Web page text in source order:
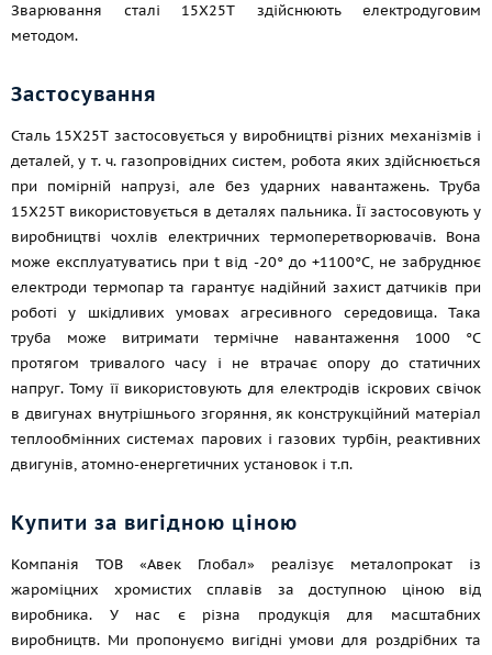
Зварювання сталі 15Х25Т здійснюють електродуговим
методом.
Застосування
Сталь 15Х25Т застосовується у виробництві різних механізмів і
деталей,у т. ч.газопровідних систем, робота яких здійснюється
при помірній напрузі, але без ударних навантажень. Труба
15Х25Т використовується в деталях пальника. Її застосовують у
виробництві чохлів електричних термоперетворювачів. Вона
може експлуатуватись при t від -20° до +1100°С, не забруднює
електроди термопар та гарантує надійний захист датчиків при
роботі у шкідливих умовах агресивного середовища. Така
труба може витримати термічне навантаження 1000 °C
протягом тривалого часу і не втрачає опору до статичних
напруг. Тому її використовують для електродів іскрових свічок
в двигунах внутрішнього згоряння, як конструкційний матеріал
теплообмінних системах парових і газових турбін, реактивних
двигунів, атомно-енергетичних установок і т.п.
Купити за вигідною ціною
Компанія ТОВ «Авек Глобал» реалізує металопрокат із
жароміцних хромистих сплавів за доступною ціною від
виробника. У нас є різна продукція для масштабних
виробництв. Ми пропонуємо вигідні умови для роздрібних та